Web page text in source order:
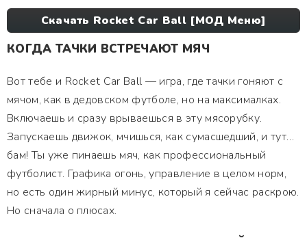
Скачать Rocket Car Ball [МОД Меню]
КОГДА ТАЧКИ ВСТРЕЧАЮТ МЯЧ
Вот тебе и Rocket Car Ball — игра, где тачки гоняют с
мячом, как в дедовском футболе, но на максималках.
Включаешь и сразу врываешься в эту мясорубку.
Запускаешь движок, мчишься, как сумасшедший, и тут…
бам! Ты уже пинаешь мяч, как профессиональный
футболист. Графика огонь, управление в целом норм,
но есть один жирный минус, который я сейчас раскрою.
Но сначала о плюсах.